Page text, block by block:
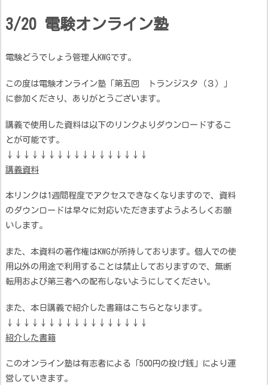
3/20 電験オンライン塾
電験どうでしょう管理人KWGです。
この度は電験オンライン塾「第五回 トランジスタ（３）」
に参加くださり、ありがとうございます。
講義で使用した資料は以下のリンクよりダウンロードするこ
とが可能です。
↓↓↓↓↓↓↓↓↓↓↓↓↓↓↓↓↓
講義資料
本リンクは1週間程度でアクセスできなくなりますので、資料
のダウンロードは早々に対応いただきますようよろしくお願
いします。
また、本資料の著作権はKWGが所持しております。個人での使
用以外の用途で利用することは禁止しておりますので、無断
転用および第三者への配布しないようにしてください。
また、本日講義で紹介した書籍はこちらとなります。
↓↓↓↓↓↓↓↓↓↓↓↓↓↓↓↓↓
紹介した書籍
このオンライン塾は有志者による「500円の投げ銭」により運
営していきます。